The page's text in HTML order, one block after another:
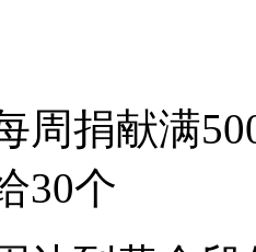
周捐献满
30个